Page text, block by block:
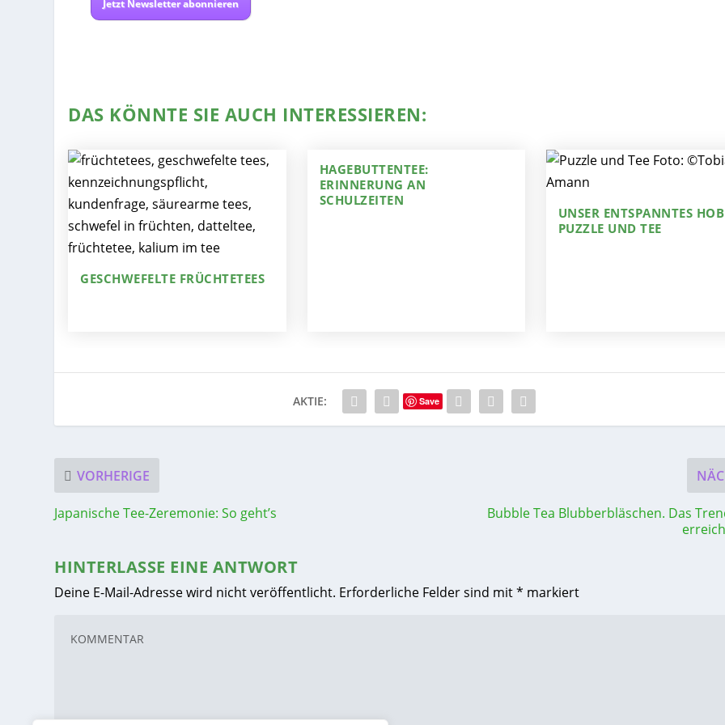
Jetzt Newsletter abonnieren
DAS KÖNNTE SIE AUCH INTERESSIEREN:
GESCHWEFELTE FRÜCHTETEES
HAGEBUTTENTEE:
ERINNERUNG AN
SCHULZEITEN
UNSER ENTSPANNTES
PUZZLE UND TEE
AKTIE: Save
VORHERIGE
Japanische Tee-Zeremonie: So geht’s
Bubble Tea Blubberbläschen. Das
HINTERLASSE EINE ANTWORT
Deine E-Mail-Adresse wird nicht veröffentlicht. Erforderliche Felder sind mit* markiert